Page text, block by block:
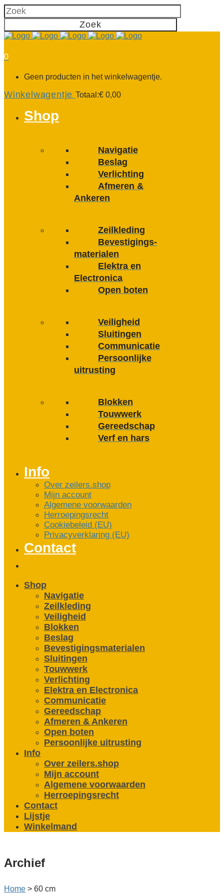
0
Geen producten in het winkelwagentje.
Winkelwagentje Totaal:€ 0,00
Shop
Navigatie
Beslag
Verlichting
Afmeren &
Ankeren
Zeilkleding
Bevestigings­­
materialen
Elektra en
Electronica
Open boten
Veiligheid
Sluitingen
Communicatie
Persoonlijke
uitrusting
Blokken
Touwwerk
Gereedschap
Verf en hars
Info
Over zeilers.shop
Mijn account
Algemene voorwaarden
Herroepingsrecht
Cookiebeleid (EU)
Privacyverklaring (EU)
Contact
Shop
Navigatie
Zeilkleding
Veiligheid
Blokken
Beslag
Bevestigings­­materialen
Sluitingen
Touwwerk
Verlichting
Elektra en Electronica
Communicatie
Gereedschap
Afmeren & Ankeren
Open boten
Persoonlijke uitrusting
Info
Over zeilers.shop
Mijn account
Algemene voorwaarden
Herroepingsrecht
Contact
Lijstje
Winkelmand
Archief
Home > 60 cm